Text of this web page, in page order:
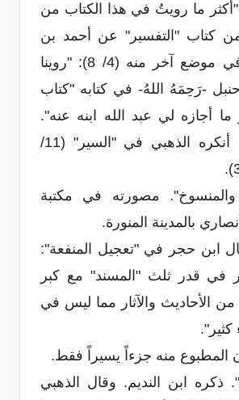
(4/ 166): "أكثر ما رويتُ في هذا الكتاب من
من كتاب "التفسير" عن أحمد بن
حنبل". وقال في موضع آخر منه (4/ 8): "روينا
-رَحِمَهُ اللهُ- في كتابه "كتاب
ما أجازه لي عبد الله ابنه عنه".
ومع ذلك فقد أنكره الذهبي في "السير" (11/
والمنسوخ". مصورته في مكتبة
بالمدينة المنورة.
ابن حجر في "تعجيل المنفعة":
في قدر ثلث "المسند" مع كبر
الأحاديث والآثار مما ليس في
المطبوع منه جزءاً يسيراً فقط.
ذكره ابن النديم. وقال الذهبي